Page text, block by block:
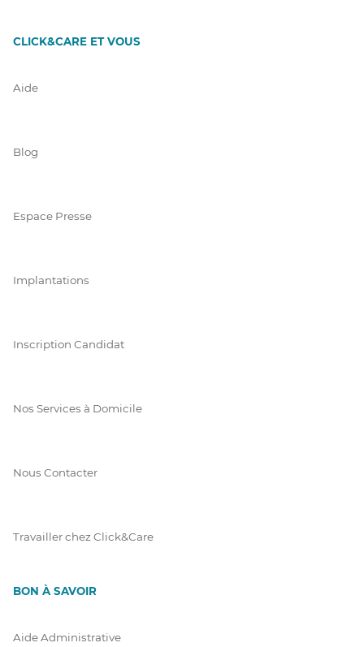
CLICK&CARE ET VOUS
Aide
Blog
Espace Presse
Implantations
Inscription Candidat
Nos Services à Domicile
Nous Contacter
Travailler chez Click&Care
BON À SAVOIR
Aide Administrative